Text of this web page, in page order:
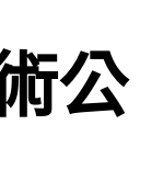
公